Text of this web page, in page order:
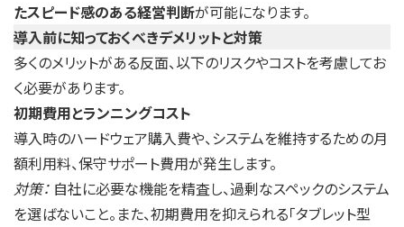
たスピード感のある経営判断が可能になります。
導入前に知っておくべきデメリットと対策
多くのメリットがある反面、以下のリスクやコストを考慮してお
く必要があります。
初期費用とランニングコスト
導入時のハードウェア購入費や、システムを維持するための月
額利用料、保守サポート費用が発生します。
対策： 自社に必要な機能を精査し、過剰なスペックのシステム
を選ばないこと。また、初期費用を抑えられる「タブレット型